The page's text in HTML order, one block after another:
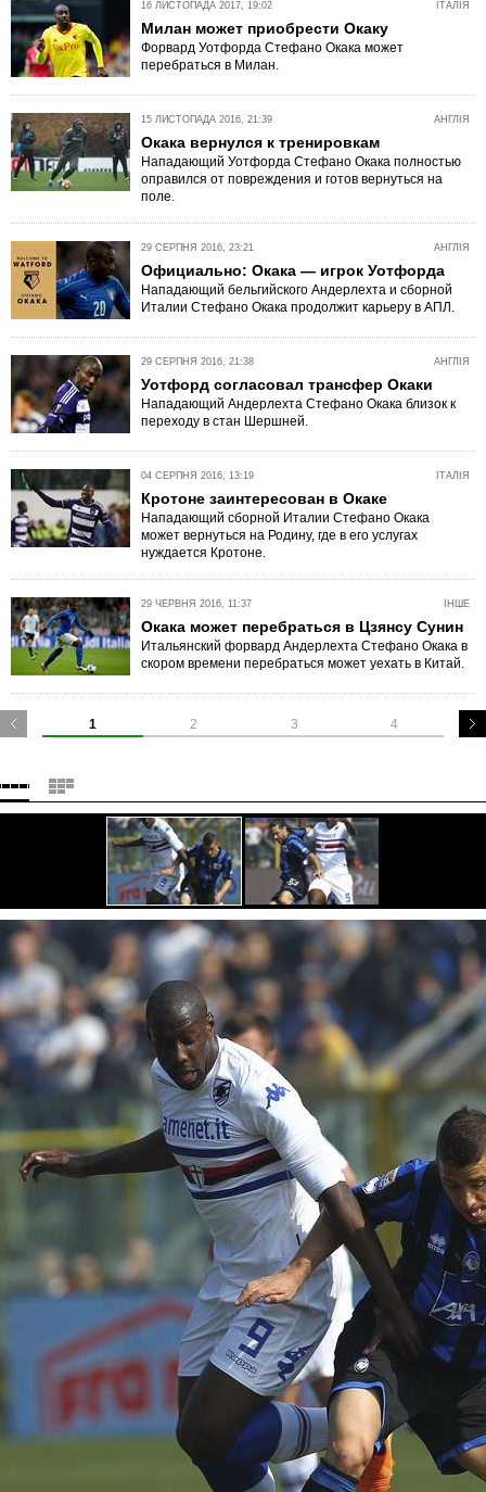
ІТАЛІЯ
16 ЛИСТОПАДА 2017, 19:02
Милан может приобрести Окаку
Форвард Уотфорда Стефано Окака может
перебраться в Милан.
АНГЛІЯ
15 ЛИСТОПАДА 2016, 21:39
Окака вернулся к тренировкам
Нападающий Уотфорда Стефано Окака полностью
оправился от повреждения и готов вернуться на
поле.
АНГЛІЯ
29 СЕРПНЯ 2016, 23:21
Официально: Окака — игрок Уотфорда
Нападающий бельгийского Андерлехта и сборной
Италии Стефано Окака продолжит карьеру в АПЛ.
АНГЛІЯ
29 СЕРПНЯ 2016, 21:38
Уотфорд согласовал трансфер Окаки
Нападающий Андерлехта Стефано Окака близок к
переходу в стан Шершней.
ІТАЛІЯ
04 СЕРПНЯ 2016, 13:19
Кротоне заинтересован в Окаке
Нападающий сборной Италии Стефано Окака
может вернуться на Родину, где в его услугах
нуждается Кротоне.
ІНШЕ
29 ЧЕРВНЯ 2016, 11:37
Окака может перебраться в Цзянсу Сунин
Итальянский форвард Андерлехта Стефано Окака в
скором времени перебраться может уехать в Китай.
1 2 3 4